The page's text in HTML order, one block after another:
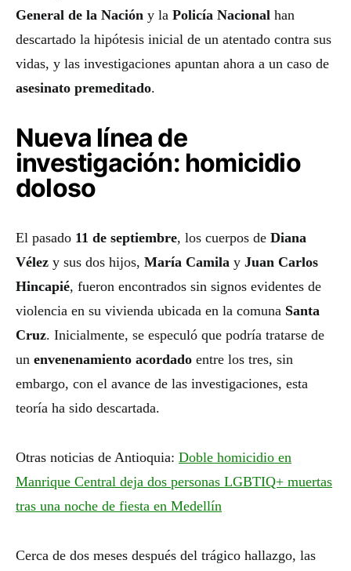
General de la Nación y la Policía Nacional han
descartado la hipótesis inicial de un atentado contra sus
vidas, y las investigaciones apuntan ahora a un caso de
asesinato premeditado.
Nueva línea de
investigación: homicidio
doloso
El pasado 11 de septiembre, los cuerpos de Diana
Vélez y sus dos hijos, María Camila y Juan Carlos
Hincapié, fueron encontrados sin signos evidentes de
violencia en su vivienda ubicada en la comuna Santa
Cruz. Inicialmente, se especuló que podría tratarse de
un envenenamiento acordado entre los tres, sin
embargo, con el avance de las investigaciones, esta
teoría ha sido descartada.
Otras noticias de Antioquia: Doble homicidio en
Manrique Central deja dos personas LGBTIQ+ muertas
tras una noche de fiesta en Medellín
Cerca de dos meses después del trágico hallazgo, las